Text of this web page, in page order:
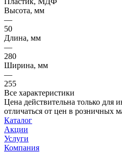
Высота, мм
—
50
Длина, мм
—
280
Ширина, мм
—
255
Все характеристики
Цена действительна только для
отличаться от цен в розничных
Каталог
Акции
Услуги
Компания